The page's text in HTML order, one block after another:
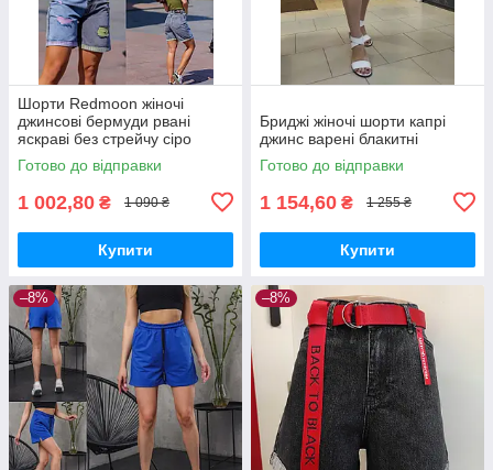
Шорти Redmoon жіночі
джинсові бермуди рвані
яскраві без стрейчу сіро
блакитні
Готово до відправки
1 002,80 ₴ 1 090 ₴
Купити
Бриджі жіночі шорти капрі
джинс варені блакитні
Готово до відправки
1 154,60 ₴ 1 255 ₴
Купити
–8% –8%